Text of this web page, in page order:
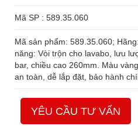
Mã SP : 589.35.060
Mã sản phẩm: 589.35.060;
năng: Vòi trộn cho lavabo, lưu
bar, chiều cao 260mm. Màu
an toàn, dễ lắp đặt, bảo hành
YÊU CẦU TƯ VẤN